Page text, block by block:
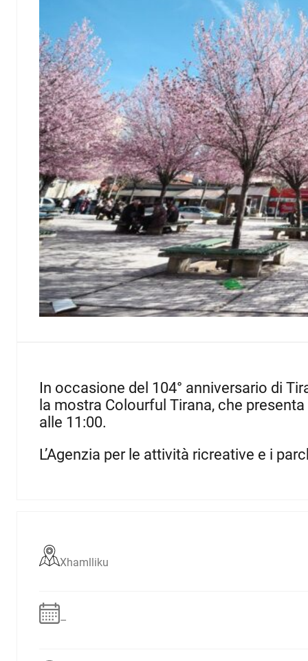
In occasione del 104° anniversario di
la mostra Colourful Tirana, che
alle 11:00.
L’Agenzia per le attività ricreative e i
Xhamlliku
–